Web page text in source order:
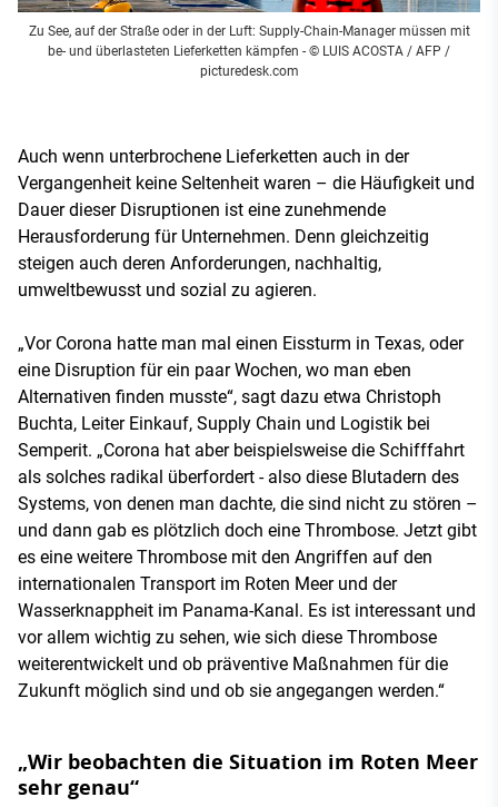
Zu See, auf der Straße oder in der Luft: Supply-Chain-Manager müssen mit
be- und überlasteten Lieferketten kämpfen - © LUIS ACOSTA / AFP /
picturedesk.com
Auch wenn unterbrochene Lieferketten auch in der
Vergangenheit keine Seltenheit waren – die Häufigkeit und
Dauer dieser Disruptionen ist eine zunehmende
Herausforderung für Unternehmen. Denn gleichzeitig
steigen auch deren Anforderungen, nachhaltig,
umweltbewusst und sozial zu agieren.
„Vor Corona hatte man mal einen Eissturm in Texas, oder
eine Disruption für ein paar Wochen, wo man eben
Alternativen finden musste“, sagt dazu etwa Christoph
Buchta, Leiter Einkauf, Supply Chain und Logistik bei
Semperit. „Corona hat aber beispielsweise die Schifffahrt
als solches radikal überfordert - also diese Blutadern des
Systems, von denen man dachte, die sind nicht zu stören –
und dann gab es plötzlich doch eine Thrombose. Jetzt gibt
es eine weitere Thrombose mit den Angriffen auf den
internationalen Transport im Roten Meer und der
Wasserknappheit im Panama-Kanal. Es ist interessant und
vor allem wichtig zu sehen, wie sich diese Thrombose
weiterentwickelt und ob präventive Maßnahmen für die
Zukunft möglich sind und ob sie angegangen werden.“
„Wir beobachten die Situation im Roten Meer
sehr genau“